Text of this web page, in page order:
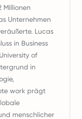
Millionen
Unternehmen
Lucas
in Business
of
in
work prägt
menschlicher